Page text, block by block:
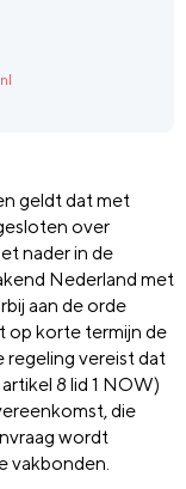
geldt dat met
over
nader in de
Nederland met
aan de orde
op korte termijn de
regeling vereist dat
8 lid 1 NOW)
die
wordt
vakbonden.